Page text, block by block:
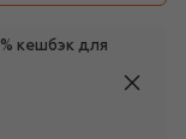
кешбэк для